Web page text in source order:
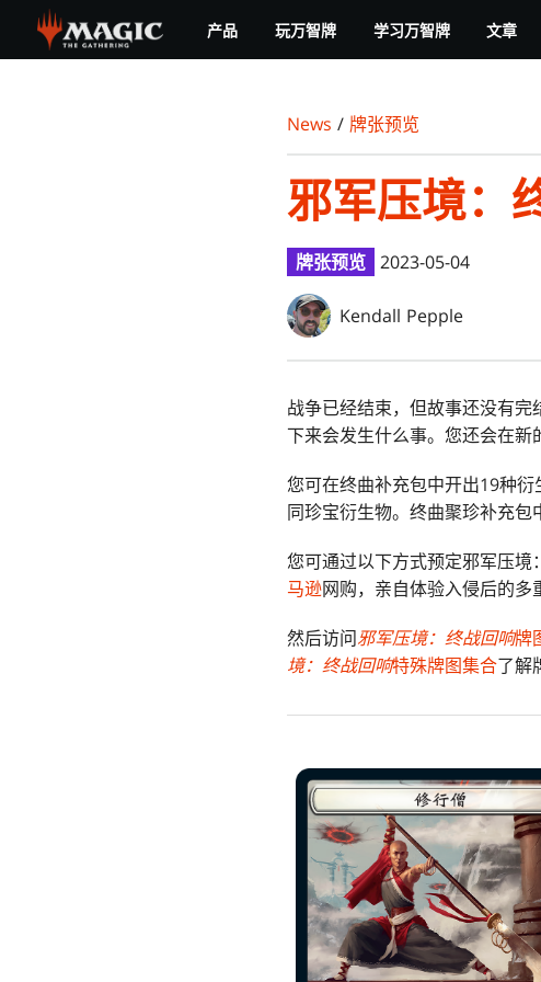
main
产品 玩万智牌 学习万智牌 文章
News / 牌张预览
邪军压境：
牌张预览 2023-05-04
Kendall Pepple
战争已经结束，但故事还没有
下来会发生什么事。您还会在新
您可在终曲补充包中开出19种
同珍宝衍生物。终曲聚珍补充包
您可通过以下方式预定邪军压
马逊网购，亲自体验入侵后的多
然后访问邪军压境：终战回响牌
境：终战回响特殊牌图集合了解